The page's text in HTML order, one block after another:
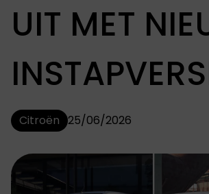
UIT MET
Citroën 25/06/2026